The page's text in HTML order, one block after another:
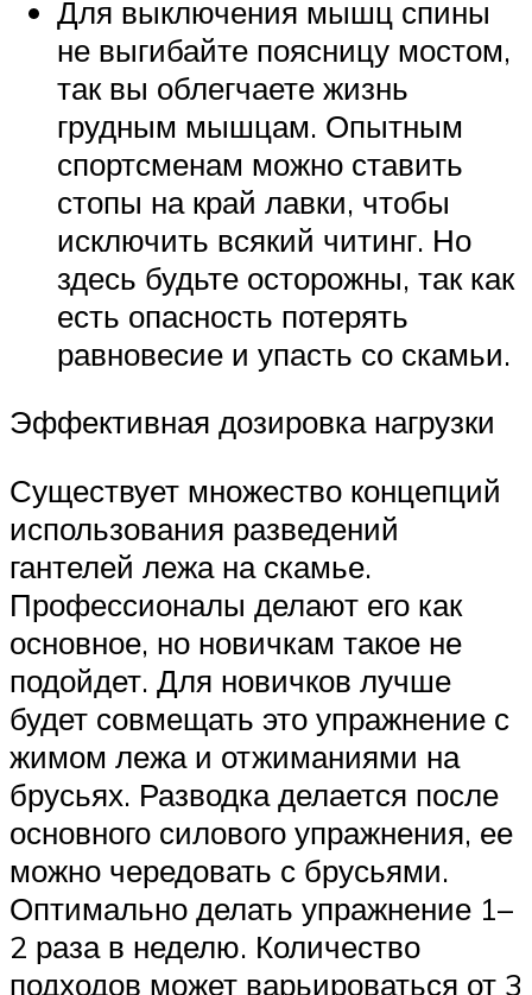
Для выключения мышц спины
не выгибайте поясницу мостом,
так вы облегчаете жизнь
грудным мышцам. Опытным
спортсменам можно ставить
стопы на край лавки, чтобы
исключить всякий читинг. Но
здесь будьте осторожны, так как
есть опасность потерять
равновесие и упасть со скамьи.
Эффективная дозировка нагрузки
Существует множество концепций
использования разведений
гантелей лежа на скамье.
Профессионалы делают его как
основное, но новичкам такое не
подойдет. Для новичков лучше
будет совмещать это упражнение с
жимом лежа и отжиманиями на
брусьях. Разводка делается после
основного силового упражнения, ее
можно чередовать с брусьями.
Оптимально делать упражнение 1–
2 раза в неделю. Количество
подходов может варьироваться от 3